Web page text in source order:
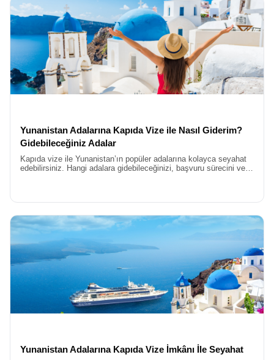
Yunanistan Adalarına Kapıda Vize ile Nasıl Giderim?
Gidebileceğiniz Adalar
Kapıda vize ile Yunanistan’ın popüler adalarına kolayca seyahat
edebilirsiniz. Hangi adalara gidebileceğinizi, başvuru sürecini ve
Yunanistan Adalarına Kapıda Vize İmkânı İle Seyahat